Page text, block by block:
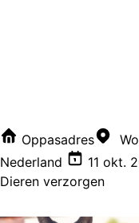
Oppasadres
Nederland
11 okt.
Dieren verzorgen